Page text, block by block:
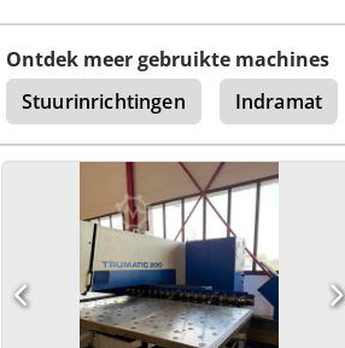
Ontdek meer gebruikte machines
Stuurinrichtingen
Indramat